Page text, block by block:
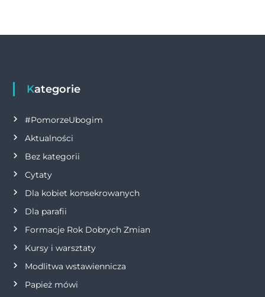
Kategorie
#PomorzeUbogim
Aktualności
Bez kategorii
Cytaty
Dla kobiet konsekrowanych
Dla parafii
Formacje Rok Dobrych Zmian
Kursy i warsztaty
Modlitwa wstawiennicza
Papież mówi